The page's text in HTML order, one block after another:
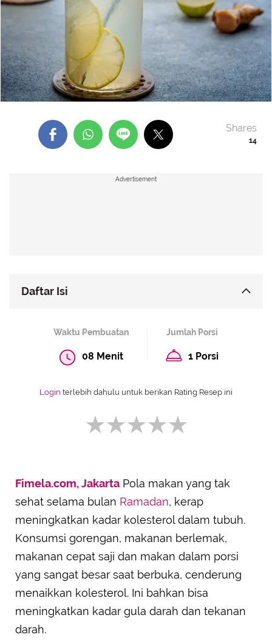
14
Shares
Daftar Isi
Resep Es Asam Jawa
Resep Es Buah Markisa
Resep Es Tomat Segar
Resep Es Kuwut Mentimun
Resep Es Melon Selasih
Waktu Pembuatan
08 Menit
Jumlah Porsi
1 Porsi
Login terlebih dahulu untuk berikan Rating Resep ini
SUBMIT REVIEW
Fimela.com, Jakarta Pola makan yang tak
sehat selama bulan Ramadan, kerap
meningkatkan kadar kolesterol dalam tubuh.
Konsumsi gorengan, makanan berlemak,
makanan cepat saji dan makan dalam porsi
yang sangat besar saat berbuka, cenderung
menaikkan kolesterol. Ini bahkan bisa
meningkatkan kadar gula darah dan tekanan
darah.